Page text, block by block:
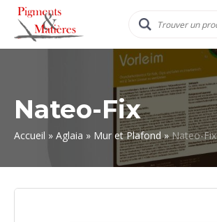
Nateo-Fix
Accueil » Aglaia » Mur et Plafond»Nateo-Fix